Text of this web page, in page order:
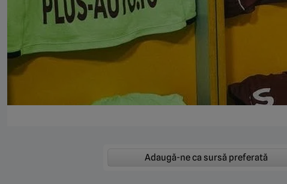
Adaugă-ne ca sursă preferată